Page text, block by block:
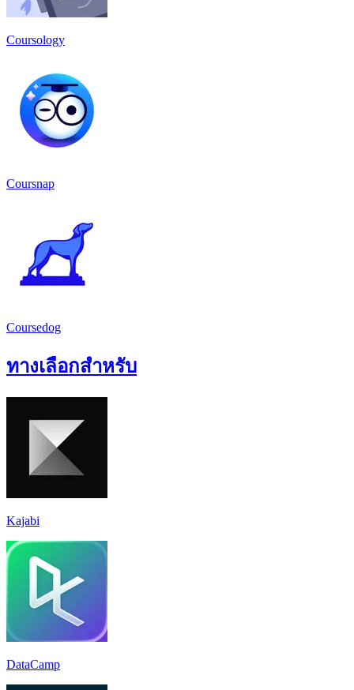
Coursology
Coursnap
Coursedog
ทางเลือกสำหรับ
Kajabi
DataCamp